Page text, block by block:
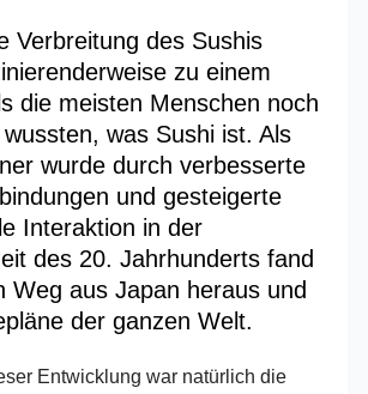
Verbreitung des Sushis
zu einem
die meisten Menschen noch
was Sushi ist. Als
wurde durch verbesserte
und gesteigerte
Interaktion in der
des 20. Jahrhunderts fand
Weg aus Japan heraus und
der ganzen Welt.
Entwicklung war natürlich die